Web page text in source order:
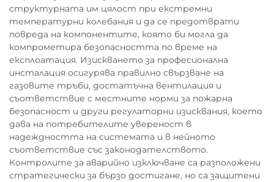
структурната им цялост при екстремни
температурни колебания и да се предотврати
повреда на компонентите, която би могла да
компрометира безопасността по време на
експлоатация. Изискването за професионална
инсталация осигурява правилно свързване на
газовите тръби, достатъчна вентилация и
съответствие с местните норми за пожарна
безопасност и други регулаторни изисквания, което
дава на потребителите увереност в
надеждността на системата и в нейното
съответствие със законодателството.
Контролите за аварийно изключване са разположени
стратегически за бързо достигане, но са защитени